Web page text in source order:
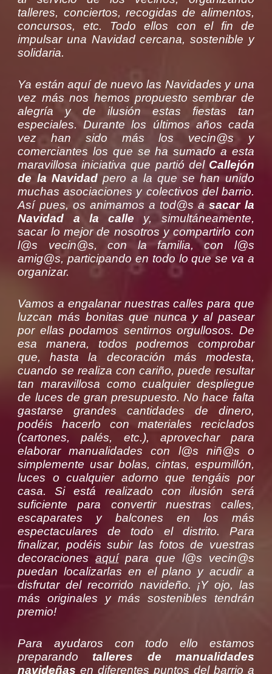
talleres, conciertos, recogidas de alimentos,
concursos, etc. Todo ellos con el fin de
impulsar una Navidad cercana, sostenible y
solidaria.
Ya están aquí de nuevo las Navidades y una
vez más nos hemos propuesto sembrar de
alegría y de ilusión estas fiestas tan
especiales. Durante los últimos años cada
vez han sido más los vecin@s y
comerciantes los que se ha sumado a esta
maravillosa iniciativa que partió del Callejón
de la Navidadpero a la que se han unido
muchas asociaciones y colectivos del barrio.
Así pues, os animamos a tod@s asacar la
Navidad a la calle y, simultáneamente,
sacar lo mejor de nosotros y compartirlo con
l@s vecin@s, con la familia, con l@s
amig@s, participando en todo lo que se va a
organizar.
Vamos a engalanar nuestras calles para que
luzcan más bonitas que nunca y al pasear
por ellas podamos sentirnos orgullosos. De
esa manera, todos podremos comprobar
que, hasta la decoración más modesta,
cuando se realiza con cariño, puede resultar
tan maravillosa como cualquier despliegue
de luces de gran presupuesto. No hace falta
gastarse grandes cantidades de dinero,
podéis hacerlo con materiales reciclados
(cartones, palés, etc.), aprovechar para
elaborar manualidades con l@s niñ@s o
simplemente usar bolas, cintas, espumillón,
luces o cualquier adorno que tengáis por
casa. Si está realizado con ilusión será
suficiente para convertir nuestras calles,
escaparates y balcones en los más
espectaculares de todo el distrito. Para
finalizar, podéis subir las fotos de vuestras
decoracionesaquípara que l@s vecin@s
puedan localizarlas en el plano y acudir a
disfrutar del recorrido navideño. ¡Y ojo, las
más originales y más sostenibles tendrán
premio!
Para ayudaros con todo ello estamos
preparando talleres de manualidades
navideñas en diferentes puntos del barrio a